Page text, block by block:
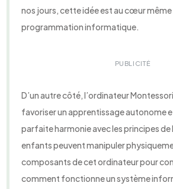
nos jours, cette idée est au cœur même
programmation informatique.
PUBLICITÉ
D’un autre côté, l’ordinateur
favoriser un apprentissage autonome
parfaite harmonie avec les principes de
enfants peuvent manipuler
composants de cet ordinateur pour
comment fonctionne un système